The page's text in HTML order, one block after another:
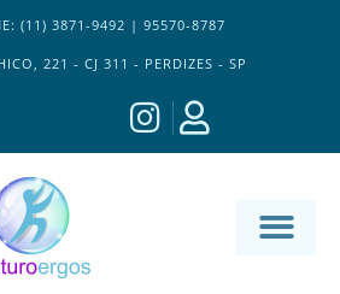
(11) 3871-9492 | 95570-8787
221 - CJ 311 - PERDIZES - SP